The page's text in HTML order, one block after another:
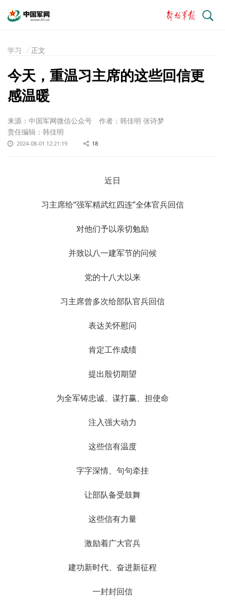
搜
索
学习 正文
今天，重温习主席的这些回信更
感温暖
来源：中国军网微信公众号
作者：韩佳明 张诗梦
责任编辑：韩佳明
2024-08-01 12:21:19 18
近日
习主席给“强军精武红四连”全体官兵回信
对他们予以亲切勉励
并致以八一建军节的问候
党的十八大以来
习主席曾多次给部队官兵回信
表达关怀慰问
肯定工作成绩
提出殷切期望
为全军铸忠诚、谋打赢、担使命
注入强大动力
这些信有温度
字字深情、句句牵挂
让部队备受鼓舞
这些信有力量
激励着广大官兵
建功新时代、奋进新征程
一封封回信